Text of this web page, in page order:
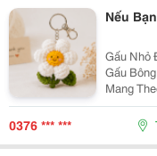
Nếu
Gấu Nhỏ
Gấu
Mang Theo Mỗi Ngày.
Móc
Kiện, Chỉ
0376 *** ***